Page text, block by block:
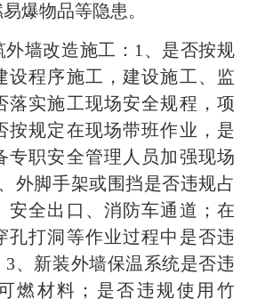
爆物品等隐患。
外墙改造施工：1、是否按规
设程序施工，建设施工、监
落实施工现场安全规程，项
按规定在现场带班作业，是
专职安全管理人员加强现场
外脚手架或围挡是否违规占
安全出口、消防车通道；在
孔打洞等作业过程中是否违
3、新装外墙保温系统是否违
燃材料；是否违规使用竹